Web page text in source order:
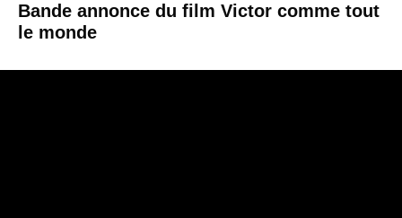
Bande annonce du film Victor comme tout
le monde